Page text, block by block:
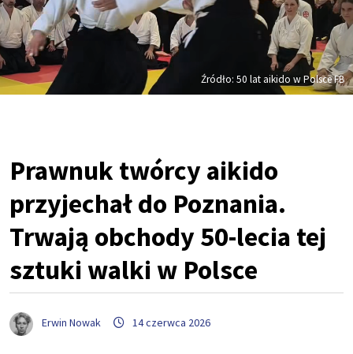
Źródło: 50 lat aikido w Polsce FB
Prawnuk twórcy aikido
przyjechał do Poznania.
Trwają obchody 50-lecia tej
sztuki walki w Polsce
Erwin Nowak 14 czerwca 2026